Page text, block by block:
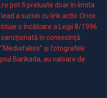
pot fi preluate doar în limita
a sursei cu link activ. Orice
o încălcare a Legii 8/1996
în consecință.
și fotografiile
Barikada, au valoare de